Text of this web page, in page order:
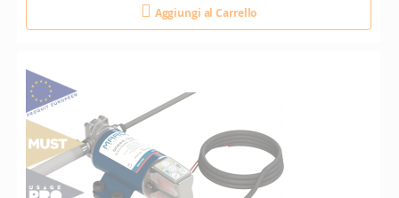
Aggiungi al Carrello